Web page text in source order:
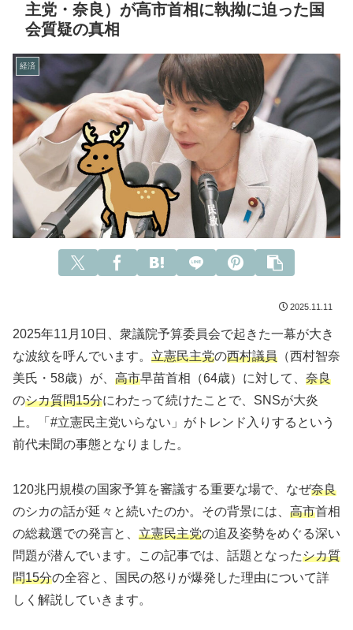
主党・奈良）が高市首相に執拗に迫った国
会質疑の真相
経済
2025.11.11
2025年11月10日、衆議院予算委員会で起きた一幕が大き
な波紋を呼んでいます。 立憲民主党の西村議員 （西村智奈
美氏・58歳）が、 高市早苗首相（64歳）に対して、 奈良
のシカ質問15分にわたって続けたことで、SNSが大炎
上。「#立憲民主党いらない」がトレンド入りするという
前代未聞の事態となりました。
120兆円規模の国家予算を審議する重要な場で、なぜ奈良
のシカの話が延々と続いたのか。その背景には、 高市首相
の総裁選での発言と、 立憲民主党の追及姿勢をめぐる深い
問題が潜んでいます。この記事では、話題となったシカ質
問15分の全容と、国民の怒りが爆発した理由について詳
しく解説していきます。